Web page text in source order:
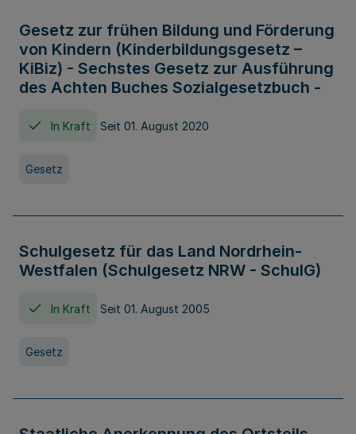
Gesetz zur frühen Bildung und Förderung
von Kindern (Kinderbildungsgesetz –
KiBiz) - Sechstes Gesetz zur Ausführung
des Achten Buches Sozialgesetzbuch -
In Kraft Seit 01. August 2020
Gesetz
Schulgesetz für das Land Nordrhein-
Westfalen (Schulgesetz NRW - SchulG)
In Kraft Seit 01. August 2005
Gesetz